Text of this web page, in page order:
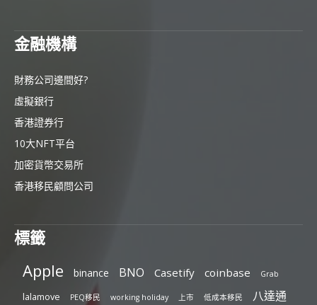
金融機構
財務公司邊間好?
虛擬銀行
香港證券行
10大NFT平台
加密貨幣交易所
香港移民顧問公司
標籤
Apple binance BNO Casetify coinbase Grab
lalamove PEQ移民 working holiday 上市 低成本移民 八達通